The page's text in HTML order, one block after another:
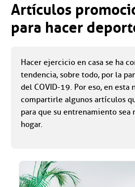
Artículos
para hacer
Hacer ejercicio en casa se ha
tendencia, sobre todo, por la
del COVID-19. Por eso, en esta
compartirle algunos artículos
para que su entrenamiento sea
hogar.